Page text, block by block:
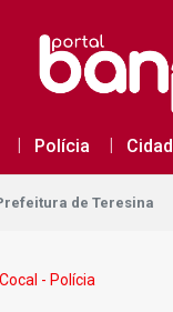
Polícia
de Teresina
de Teresina
- Polícia